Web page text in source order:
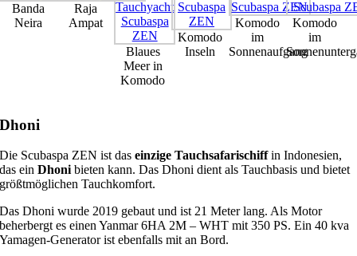
Banda
Neira
Raja
Ampat
Blaues
Meer in
Komodo
Komodo
Inseln
Komodo
im
Sonnenaufgang
Komodo
im
Dhoni
Die Scubaspa ZEN ist daseinzige Tauchsafarischiffin Indonesien,
das einDhoni bieten kann. Das Dhoni dient als Tauchbasis und bietet
größtmöglichen Tauchkomfort.
Das Dhoni wurde 2019 gebaut und ist 21 Meter lang. Als Motor
beherbergt es einen Yanmar 6HA 2M – WHT mit 350 PS. Ein 40 kva
Yamagen-Generator ist ebenfalls mit an Bord.